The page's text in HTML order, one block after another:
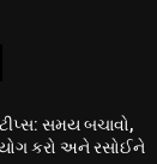
ટીપ્સ: સમય બચાવો,
કરો અને રસોઈને